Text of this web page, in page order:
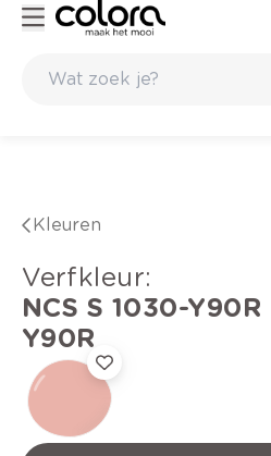
Kleuren
verfkleur:
NCS S 1030-Y90R
Y90R